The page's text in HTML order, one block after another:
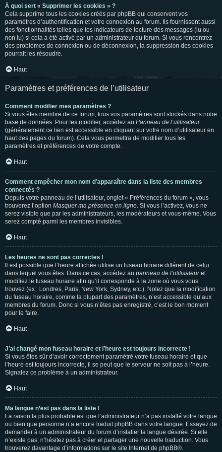
À quoi sert « Supprimer les cookies » ?
Cela supprime tous les cookies créés par phpBB qui conservent vos
paramètres d’authentification et votre connexion au forum. Ils fournissent aussi
des fonctionnalités telles que les indicateurs de lecture des messages (lu ou
non lu) si cela a été activé par un administrateur du forum. Si vous rencontrez
des problèmes de connexion ou de déconnexion, la suppression des cookies
pourrait les résoudre.
Haut
Paramètres et préférences de l’utilisateur
Comment modifier mes paramètres ?
Si vous êtes membre de ce forum, tous vos paramètres sont stockés dans notre
base de données. Pour les modifier, accédez au Panneau de l’utilisateur
(généralement ce lien est accessible en cliquant sur votre nom d’utilisateur en
haut des pages du forum). Cela vous permettra de modifier tous les
paramètres et préférences de votre compte.
Haut
Comment empêcher mon nom d’apparaître dans la liste des membres
connectés ?
Depuis votre panneau de l’utilisateur, onglet « Préférences du forum », vous
trouverez l’option Masquer ma présence en ligne. Si vous l’activez, vous ne
serez visible que par les administrateurs, les modérateurs et vous-même. Vous
serez compté parmi les membres invisibles.
Haut
Les heures ne sont pas correctes !
Il est possible que l’heure affichée utilise un fuseau horaire différent de celui
dans lequel vous êtes. Dans ce cas, accédez au panneau de l’utilisateuret
modifiez le fuseau horaire afin qu’il corresponde à la zone où vous vous
trouvez (ex : Londres, Paris, New York, Sydney, etc.). Notez que la modification
du fuseau horaire, comme la plupart des paramètres, n’est accessible qu’aux
membres du forum. Donc si vous n’êtes pas enregistré, c’est le bon moment
pour le faire.
Haut
J’ai changé mon fuseau horaire et l’heure est toujours incorrecte !
Si vous êtes sûr d’avoir correctement paramétré votre fuseau horaire et que
l’heure est toujours incorrecte, il se peut que le serveur ne soit pas à l’heure.
Signalez ce problème à un administrateur.
Haut
Ma langue n’est pas dans la liste !
La raison la plus probable est que l’administrateur n’a pas installé votre langue
ou bien que personne n’a encore traduit phpBB dans votre langue. Essayez de
demander à un administrateur du forum d’installer la langue désirée. Si elle
n’existe pas, n’hésitez pas à créer et partager une nouvelle traduction. Vous
trouverez davantage d’informations sur le site Internet de phpBB®.